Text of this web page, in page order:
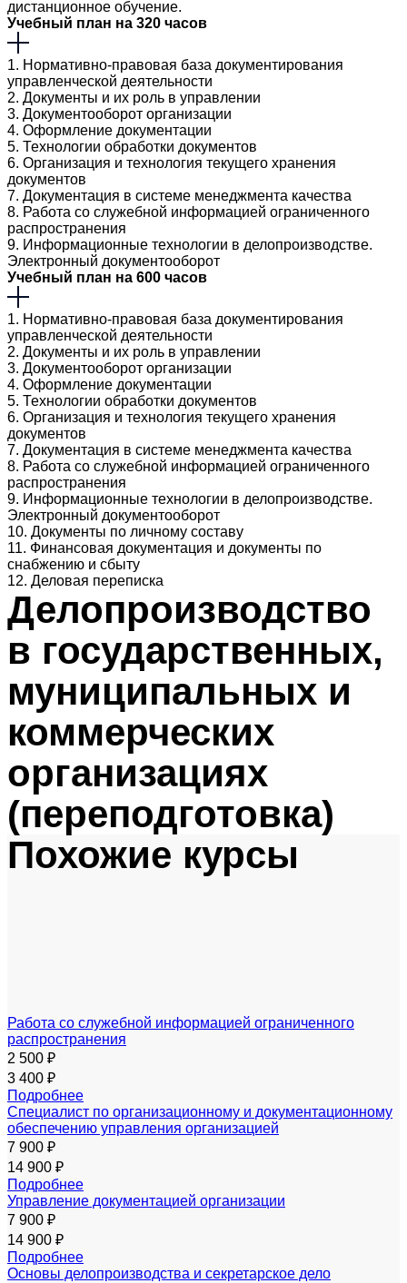
дистанционное обучение.
Учебный план на 320 часов
1. Нормативно-правовая база документирования
управленческой деятельности
2. Документы и их роль в управлении
3. Документооборот организации
4. Оформление документации
5. Технологии обработки документов
6. Организация и технология текущего хранения
документов
7. Документация в системе менеджмента качества
8. Работа со служебной информацией ограниченного
распространения
9. Информационные технологии в делопроизводстве.
Электронный документооборот
Учебный план на 600 часов
1. Нормативно-правовая база документирования
управленческой деятельности
2. Документы и их роль в управлении
3. Документооборот организации
4. Оформление документации
5. Технологии обработки документов
6. Организация и технология текущего хранения
документов
7. Документация в системе менеджмента качества
8. Работа со служебной информацией ограниченного
распространения
9. Информационные технологии в делопроизводстве.
Электронный документооборот
10. Документы по личному составу
11. Финансовая документация и документы по
снабжению и сбыту
12. Деловая переписка
Делопроизводство
в государственных,
муниципальных и
коммерческих
организациях
(переподготовка)
Похожие курсы
Работа со служебной информацией ограниченного
распространения
2 500 ₽
3 400 ₽
Подробнее
Специалист по организационному и документационному
обеспечению управления организацией
7 900 ₽
14 900 ₽
Подробнее
Управление документацией организации
7 900 ₽
14 900 ₽
Подробнее
Основы делопроизводства и секретарское дело